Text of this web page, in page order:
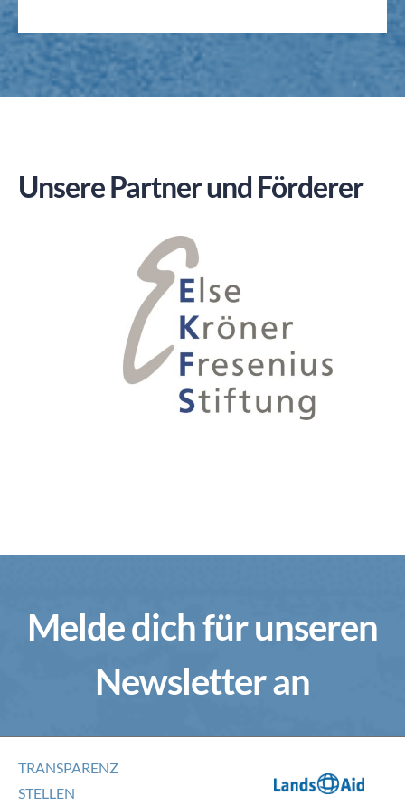
Unsere Partner und Förderer
Melde dich für unseren
Newsletter an
TRANSPARENZ
STELLEN